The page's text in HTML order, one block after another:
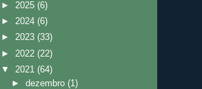
► 2025 (6)
► 2024 (6)
► 2023 (33)
► 2022 (22)
▼ 2021 (64)
►dezembro(1)